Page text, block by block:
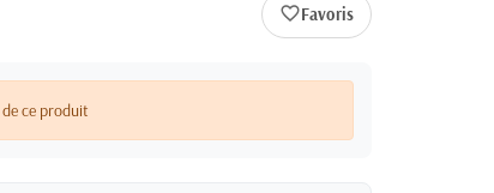
favorite_border
ce produit